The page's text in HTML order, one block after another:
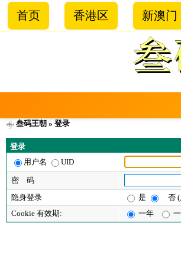
首页 香港区 新澳门
叁码王朝 » 登录
登录
用户名
UID
密 码
隐身登录
是
否 (
Cookie 有效期:
一年